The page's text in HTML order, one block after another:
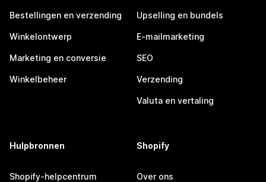
Bestellingen en verzending
Winkelontwerp
Marketing en conversie
Winkelbeheer
Upselling en bundels
E-mailmarketing
SEO
Verzending
Valuta en vertaling
Hulpbronnen
Shopify-helpcentrum
Shopify
Over ons